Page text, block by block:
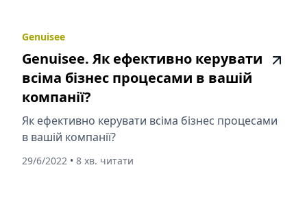
Genuisee
Genuisee. Як ефективно керувати
всіма бізнес процесами в вашій
компанії?
Як ефективно керувати всіма бізнес процесами
в вашій компанії?
29/6/2022 • 8 хв. читати